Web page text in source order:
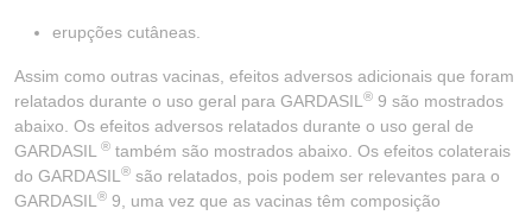
erupções cutâneas.
Assim como outras vacinas, efeitos adversos adicionais que foram
relatados durante o uso geral para GARDASIL ® 9 são mostrados
abaixo. Os efeitos adversos relatados durante o uso geral de
GARDASIL
® também são mostrados abaixo. Os efeitos colaterais
do GARDASIL ® são relatados, pois podem ser relevantes para o
GARDASIL ® 9, uma vez que as vacinas têm composição